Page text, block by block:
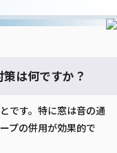
は何ですか？
です。特に窓は音の通
プの併用が効果的で